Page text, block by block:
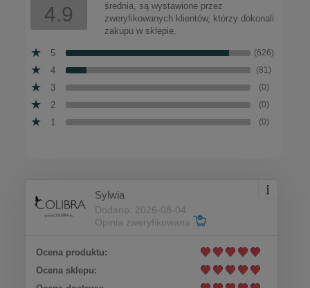
4.9
średnia, są wystawione przez
zweryfikowanych klientów, którzy dokonali
zakupu w sklepie.
5 (626)
4 (81)
3 (0)
2 (0)
1 (0)
Sylwia
Dodano: 2026-08-04
Opinia zweryfikowana
Ocena produktu:
Ocena sklepu: